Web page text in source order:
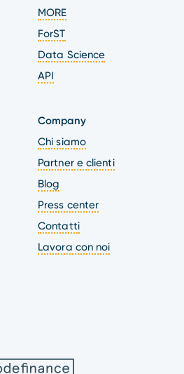
MORE
ForST
Data Science
API
Company
Chi siamo
Partner e clienti
Blog
Press center
Contatti
Lavora con noi